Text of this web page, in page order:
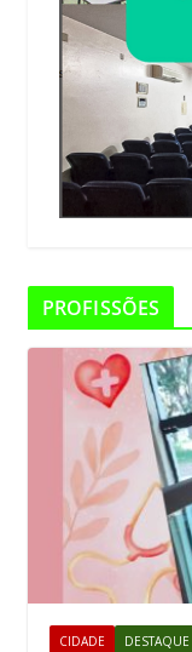
PROFISSÕES
CIDADE DESTAQUE